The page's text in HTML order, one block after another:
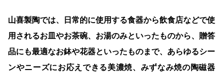
山喜製陶では、日常的に使用する食器から飲食店などで使
用されるお皿やお茶碗、お湯のみといったものから、贈答
品にも最適なお鉢や花器といったものまで、あらゆるシー
ンやニーズにお応えできる美濃焼、みずなみ焼の陶磁器